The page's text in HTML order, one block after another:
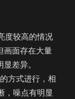
度较高的情况
画面存在大量
差异。
方式进行，相
，噪点有明显